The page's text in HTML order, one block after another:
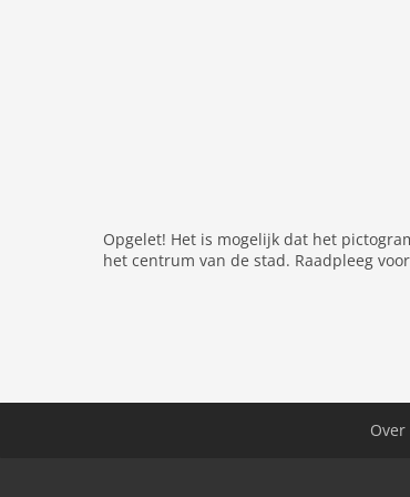
Opgelet! Het is mogelijk dat het
het centrum van de stad. Raadpleeg
Over